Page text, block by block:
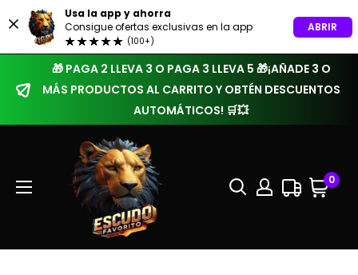
Usa la app y ahorra
Consigue ofertas exclusivas en la app
(100+)
ABRIR
🎁 PAGA 2 LLEVA 3 O PAGA 3 LLEVA 5 🎁¡AÑADE 3 O
MÁS PRODUCTOS AL CARRITO Y OBTÉN DESCUENTOS
AUTOMÁTICOS! 🛒💥
0